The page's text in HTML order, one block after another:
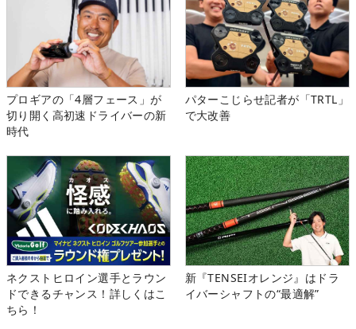
プロギアの「4層フェース」が
切り開く高初速ドライバーの新
時代
パターこじらせ記者が「TRTL」
で大改善
ネクストヒロイン選手とラウン
ドできるチャンス！詳しくはこ
ちら！
新『TENSEIオレンジ』はドラ
イバーシャフトの“最適解”